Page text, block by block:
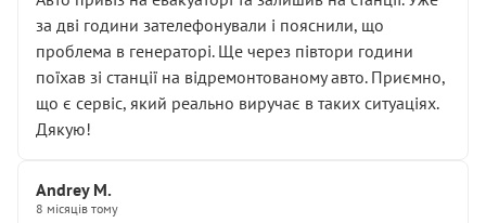
чіткого пояснення
( ну все зняли та доробили) дякую!
Окремий момент, який виглядає абсурдно:
мені заявили, що бачок гальмівної рідини потрібно
міняти разом із головним гальмівним циліндром у
Для людини, яка хоча б трохи розуміється на техніці,
це звучить як мінімум непрофесійно, а як максимум —
за дві години зателефонували і пояснили, що
проблема в генераторі. Ще через півтори години
поїхав зі станції на відремонтованому авто. Приємно,
що є сервіс, який реально виручає в таких ситуаціях.
Дякую!
Andrey M.
8 місяців тому